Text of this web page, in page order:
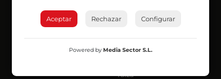
Yaiza
Aceptar Rechazar Configurar
Powered by Media Sector S.L.